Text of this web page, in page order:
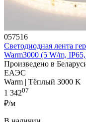
057516
Светодиодная лента
Warm3000 (5 W/m,
Произведено в
ЕАЭС
Warm | Тёплый 3000 K
1 34207
₽/м